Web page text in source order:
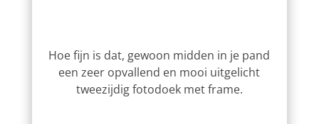
Hoe fijn is dat, gewoon midden in je pand
een zeer opvallend en mooi uitgelicht
tweezijdig fotodoek met frame.